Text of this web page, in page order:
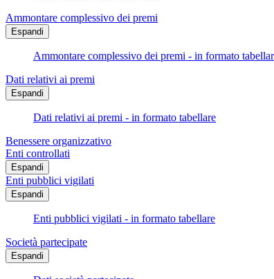
Ammontare complessivo dei premi
Espandi
Ammontare complessivo dei premi - in formato
Dati relativi ai premi
Espandi
Dati relativi ai premi - in formato tabellare
Benessere organizzativo
Enti controllati
Espandi
Enti pubblici vigilati
Espandi
Enti pubblici vigilati - in formato tabellare
Società partecipate
Espandi